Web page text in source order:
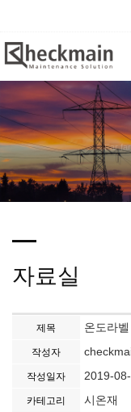
Far
자료실
제목 온도라
작성자
작성일자 2019-
카테고리 시온재